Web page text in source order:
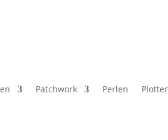
Patchwork Perlen